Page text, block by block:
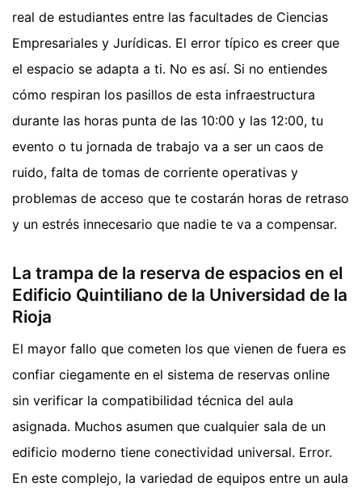
real de estudiantes entre las facultades de Ciencias
Empresariales y Jurídicas. El error típico es creer que
el espacio se adapta a ti. No es así. Si no entiendes
cómo respiran los pasillos de esta infraestructura
durante las horas punta de las 10:00 y las 12:00, tu
evento o tu jornada de trabajo va a ser un caos de
ruido, falta de tomas de corriente operativas y
problemas de acceso que te costarán horas de retraso
y un estrés innecesario que nadie te va a compensar.
La trampa de la reserva de espacios en el
Edificio Quintiliano de la Universidad de la
Rioja
El mayor fallo que cometen los que vienen de fuera es
confiar ciegamente en el sistema de reservas online
sin verificar la compatibilidad técnica del aula
asignada. Muchos asumen que cualquier sala de un
edificio moderno tiene conectividad universal. Error.
En este complejo, la variedad de equipos entre un aula